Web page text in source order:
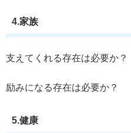
4.家族
支えてくれる存在は必要か？
励みになる存在は必要か？
5.健康